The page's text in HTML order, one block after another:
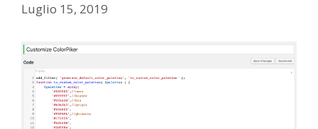
Luglio 15, 2019